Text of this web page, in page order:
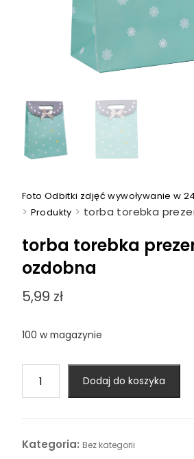
Foto Odbitki zdjęć wywoływanie w
> Produkty > torba torebka
torba torebka
ozdobna
5,99 zł
100 w magazynie
torba
prezentowa
ozdobna
Dodaj do koszyka
Kategoria: Bez kategorii